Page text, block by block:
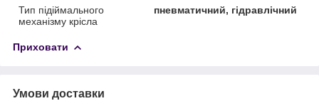
Тип підіймального
механізму крісла
пневматичний, гідравлічний
Приховати
Умови доставки